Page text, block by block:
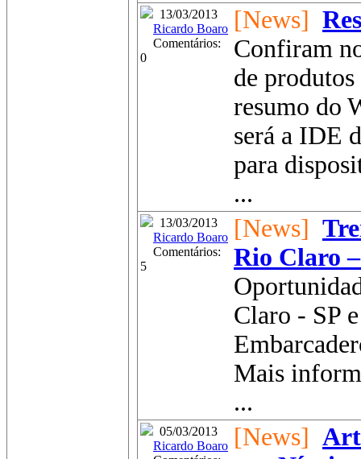
13/03/2013
Ricardo Boaro
Comentários:
0
[News]
Confiram
de
resumo do
será a IDE
para
...
13/03/2013
Ricardo Boaro
Comentários:
5
[News]
Rio Claro
Claro - SP
Mais
...
05/03/2013
Ricardo Boaro [News]